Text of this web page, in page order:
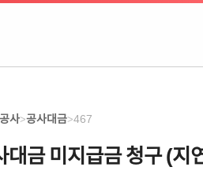
공사>공사대금>467
대금 미지급금 청구 (지